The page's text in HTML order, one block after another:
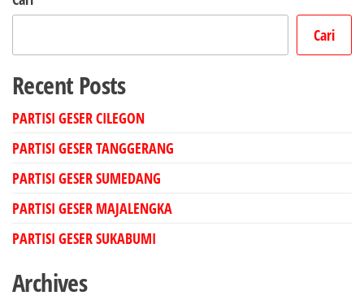
Cari
Recent Posts
PARTISI GESER CILEGON
PARTISI GESER TANGGERANG
PARTISI GESER SUMEDANG
PARTISI GESER MAJALENGKA
PARTISI GESER SUKABUMI
Archives